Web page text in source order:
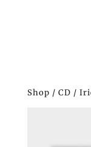
Shop / CD /